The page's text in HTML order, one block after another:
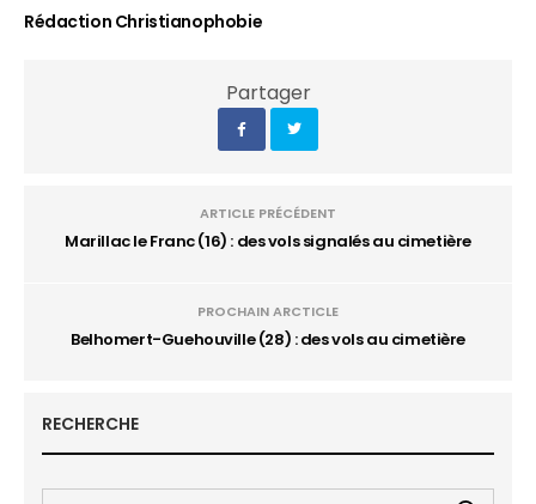
Rédaction Christianophobie
Partager
ARTICLE PRÉCÉDENT
Marillac le Franc (16) : des vols signalés au cimetière
PROCHAIN ARCTICLE
Belhomert-Guehouville (28) : des vols au cimetière
RECHERCHE